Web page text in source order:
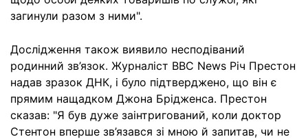
загинули разом з ними".
Дослідження також виявило несподіваний
родинний зв’язок. Журналіст BBC News Річ Престон
надав зразок ДНК, і було підтверджено, що він є
прямим нащадком Джона Брідженса. Престон
сказав: "Я був дуже заінтригований, коли доктор
Стентон вперше зв’язався зі мною й запитав, чи не